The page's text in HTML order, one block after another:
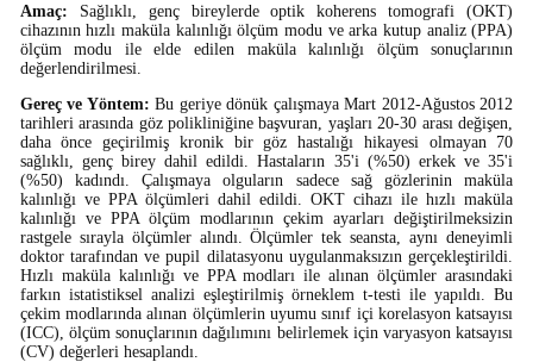
Amaç: Sağlıklı, genç bireylerde optik koherens tomografi (OKT)
cihazının hızlı maküla kalınlığı ölçüm modu ve arka kutup analiz (PPA)
ölçüm modu ile elde edilen maküla kalınlığı ölçüm sonuçlarının
değerlendirilmesi.
Gereç ve Yöntem: Bu geriye dönük çalışmaya Mart 2012-Ağustos 2012
tarihleri arasında göz polikliniğine başvuran, yaşları 20-30 arası değişen,
daha önce geçirilmiş kronik bir göz hastalığı hikayesi olmayan 70
sağlıklı, genç birey dahil edildi. Hastaların 35'i (%50) erkek ve 35'i
(%50) kadındı. Çalışmaya olguların sadece sağ gözlerinin maküla
kalınlığı ve PPA ölçümleri dahil edildi. OKT cihazı ile hızlı maküla
kalınlığı ve PPA ölçüm modlarının çekim ayarları değiştirilmeksizin
rastgele sırayla ölçümler alındı. Ölçümler tek seansta, aynı deneyimli
doktor tarafından ve pupil dilatasyonu uygulanmaksızın gerçekleştirildi.
Hızlı maküla kalınlığı ve PPA modları ile alınan ölçümler arasındaki
farkın istatistiksel analizi eşleştirilmiş örneklem t-testi ile yapıldı. Bu
çekim modlarında alınan ölçümlerin uyumu sınıf içi korelasyon katsayısı
(ICC), ölçüm sonuçlarının dağılımını belirlemek için varyasyon katsayısı
(CV) değerleri hesaplandı.